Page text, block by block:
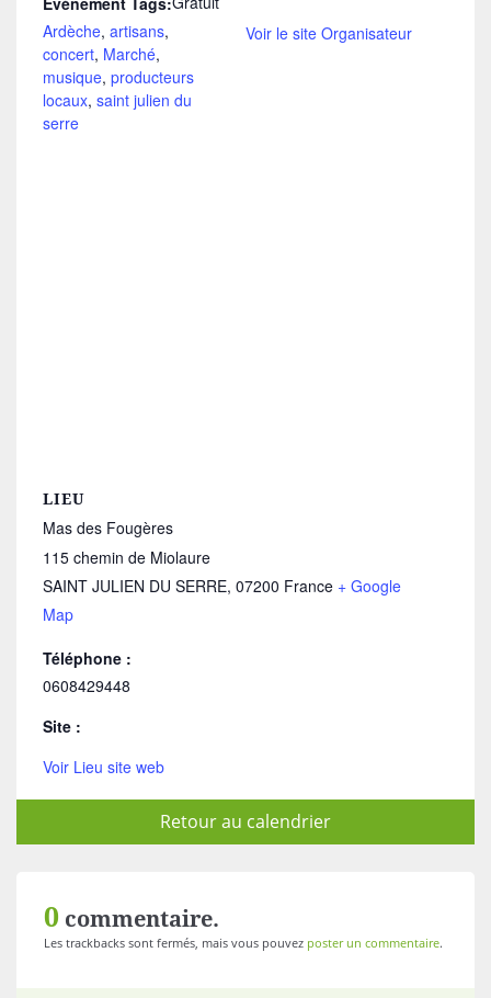
Ardèche, artisans,
concert, Marché,
musique, producteurs
locaux, saint julien du
serre
Voir le site Organisateur
LIEU
Mas des Fougères
115 chemin de Miolaure
SAINT JULIEN DU SERRE, 07200 France + Google
Map
Téléphone :
0608429448
Site :
Voir Lieu site web
Retour au calendrier
0 commentaire.
Les trackbacks sont fermés, mais vous pouvez poster un commentaire.